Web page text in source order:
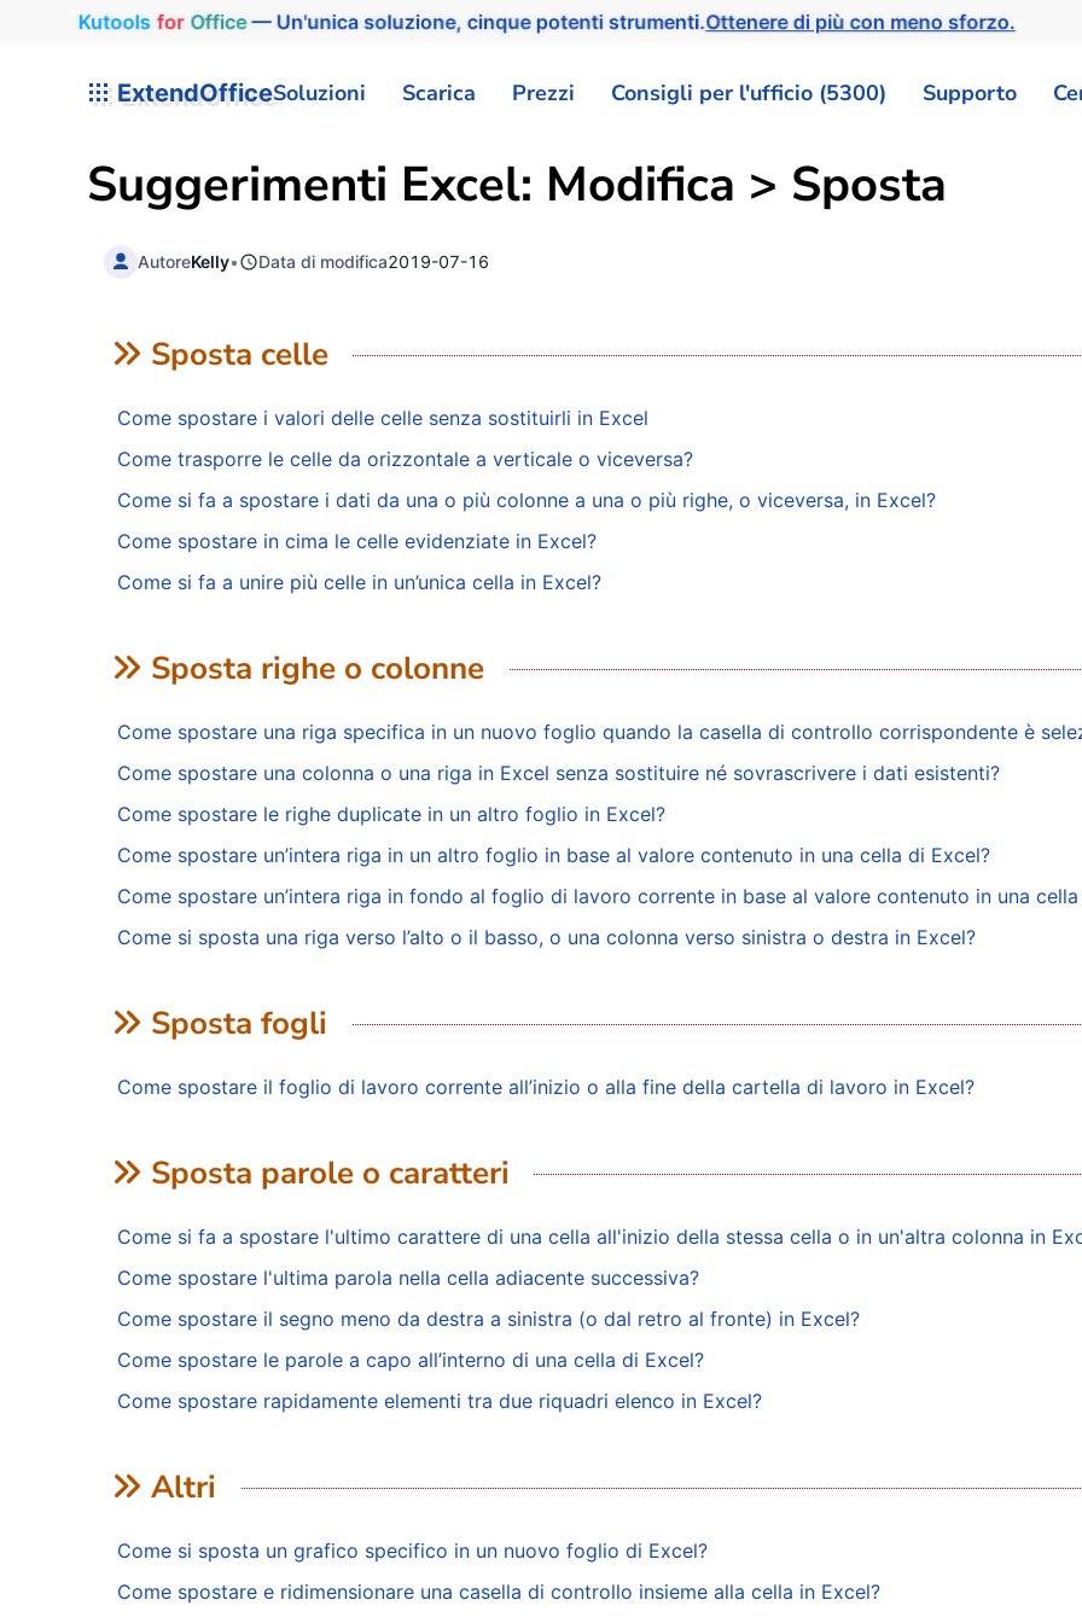
Kutools for Office— Un'unica soluzione, cinque potenti strumenti.Ottenere di più con meno sforzo.
ExtendOfficeSoluzioni Scarica Prezzi Consigli per l'ufficio (5300) Supporto
Suggerimenti Excel: Modifica > Sposta
AutoreKelly• Data di modifica2019-07-16
Sposta celle
Come spostare i valori delle celle senza sostituirli in Excel
Come trasporre le celle da orizzontale a verticale o viceversa?
Come si fa a spostare i dati da una o più colonne a una o più righe, o viceversa, in Excel?
Come spostare in cima le celle evidenziate in Excel?
Come si fa a unire più celle in un’unica cella in Excel?
Sposta righe o colonne
Come spostare una riga specifica in un nuovo foglio quando la casella di controllo corrispondente è
Come spostare una colonna o una riga in Excel senza sostituire né sovrascrivere i dati esistenti?
Come spostare le righe duplicate in un altro foglio in Excel?
Come spostare un’intera riga in un altro foglio in base al valore contenuto in una cella di Excel?
Come spostare un’intera riga in fondo al foglio di lavoro corrente in base al valore contenuto in una cella
Come si sposta una riga verso l’alto o il basso, o una colonna verso sinistra o destra in Excel?
Sposta fogli
Come spostare il foglio di lavoro corrente all’inizio o alla fine della cartella di lavoro in Excel?
Sposta parole o caratteri
Come si fa a spostare l'ultimo carattere di una cella all'inizio della stessa cella o in un'altra colonna in
Come spostare l'ultima parola nella cella adiacente successiva?
Come spostare il segno meno da destra a sinistra (o dal retro al fronte) in Excel?
Come spostare le parole a capo all’interno di una cella di Excel?
Come spostare rapidamente elementi tra due riquadri elenco in Excel?
Altri
Come si sposta un grafico specifico in un nuovo foglio di Excel?
Come spostare e ridimensionare una casella di controllo insieme alla cella in Excel?